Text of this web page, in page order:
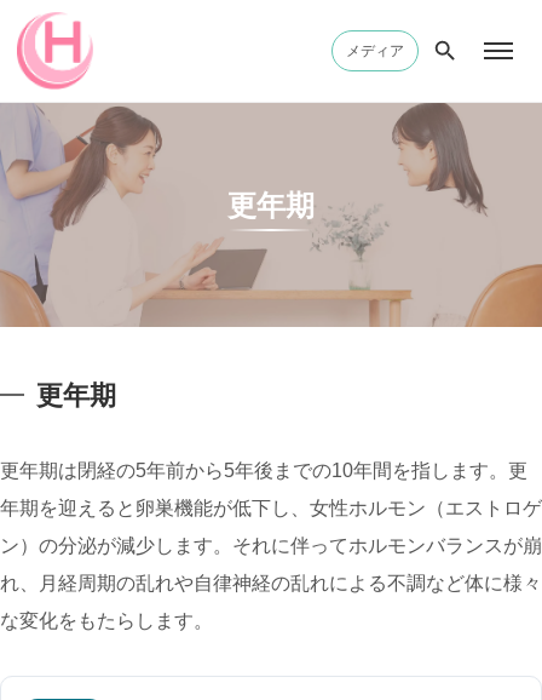
メディア
更年期
更年期
更年期は閉経の5年前から5年後までの10年間を指します。更
年期を迎えると卵巣機能が低下し、女性ホルモン（エストロゲ
ン）の分泌が減少します。それに伴ってホルモンバランスが崩
れ、月経周期の乱れや自律神経の乱れによる不調など体に様々
な変化をもたらします。